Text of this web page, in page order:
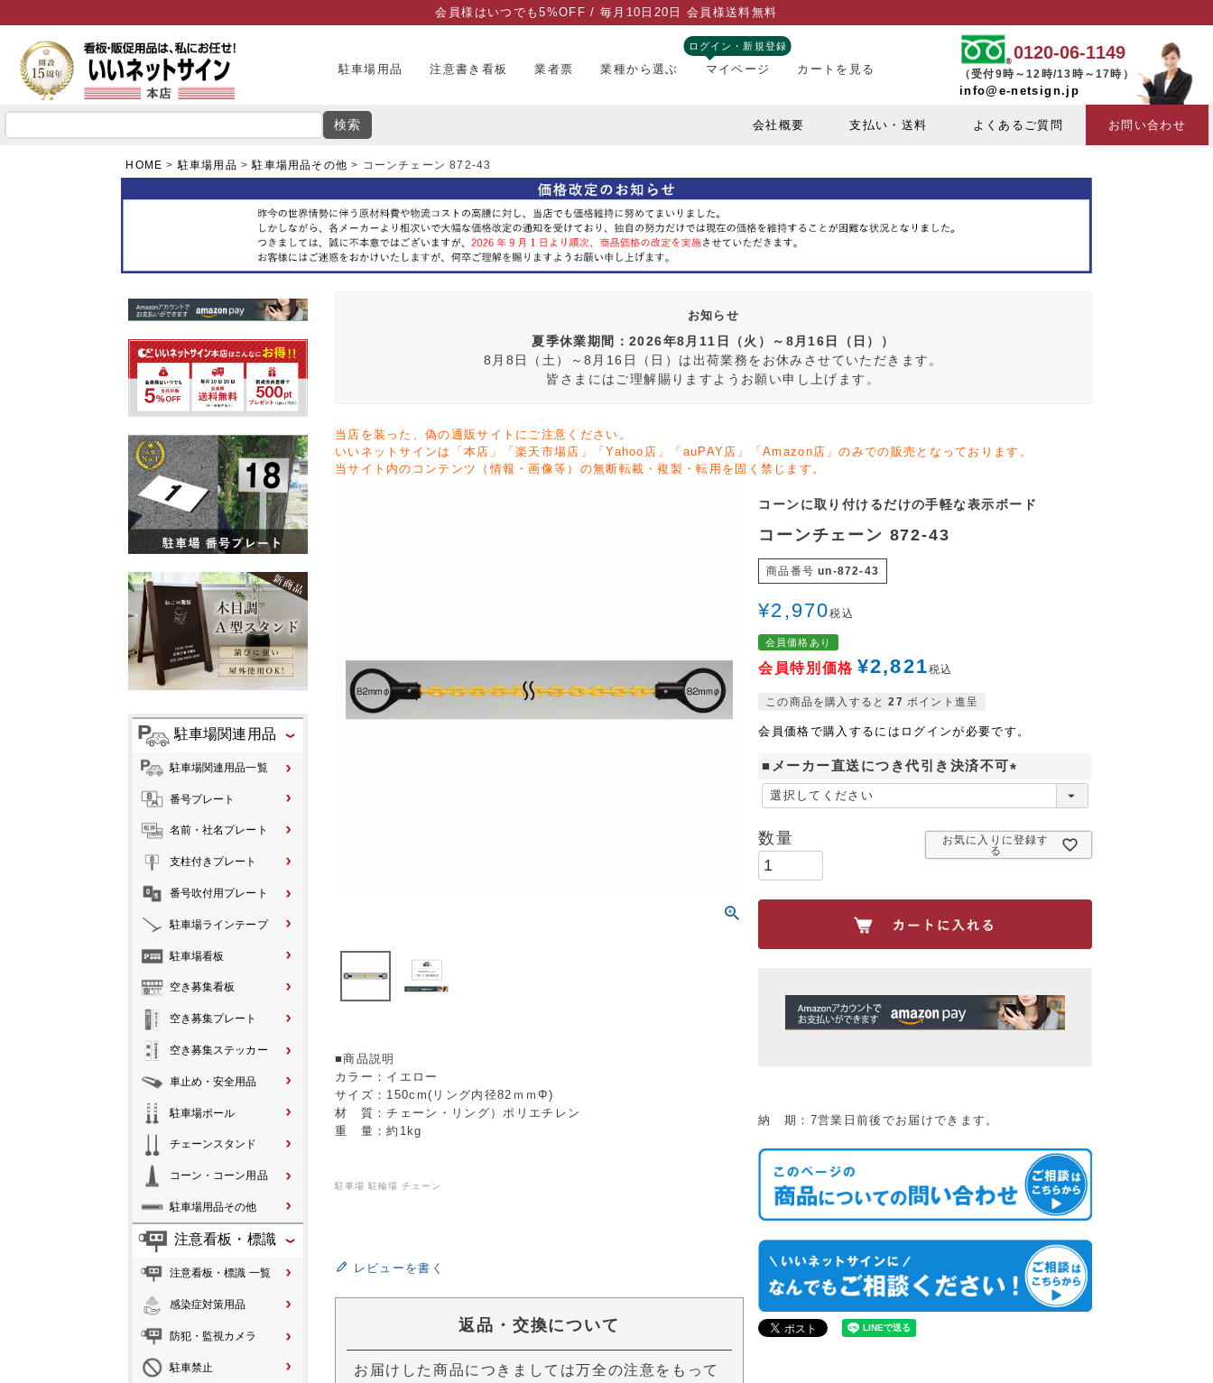
会員様はいつでも5%OFF / 毎月10日20日 会員様送料無料
駐車場用品 注意書き看板 業者票 業種から選ぶ
ログイン・新規登録
マイページ カートを見る
0120-06-1149
（受付9時～12時/13時～17時）
info@e-netsign.jp
検索 会社概要 支払い・送料 よくあるご質問 お問い合わせ
HOME 駐車場用品 駐車場用品その他 コーンチェーン 872-43
駐車場関連用品
駐車場関連用品一覧
番号プレート
名前・社名プレート
支柱付きプレート
番号吹付用プレート
駐車場ラインテープ
駐車場看板
空き募集看板
空き募集プレート
空き募集ステッカー
車止め・安全用品
駐車場ポール
チェーンスタンド
コーン・コーン用品
駐車場用品その他
注意看板・標識
注意看板・標識 一覧
感染症対策用品
防犯・監視カメラ
駐車禁止
お知らせ
夏季休業期間：2026年8月11日（火）～8月16日（日））
8月8日（土）～8月16日（日）は出荷業務をお休みさせていただきます。
皆さまにはご理解賜りますようお願い申し上げます。
当店を装った、偽の通販サイトにご注意ください。
いいネットサインは「本店」「楽天市場店」「Yahoo店」「auPAY店」「Amazon店」のみでの販売となっております。
当サイト内のコンテンツ（情報・画像等）の無断転載・複製・転用を固く禁じます。
■商品説明
カラー：イエロー
サイズ：150cm(リング内径82ｍｍΦ)
材 質：チェーン・リング）ポリエチレン
重 量：約1kg
駐車場 駐輪場 チェーン
レビューを書く
返品・交換について
お届けした商品につきましては万全の注意をもって
コーンに取り付けるだけの手軽な表示ボード
コーンチェーン 872-43
商品番号 un-872-43
¥2,970税込
会員価格あり
会員特別価格 ¥2,821税込
この商品を購入すると 27 ポイント進呈
会員価格で購入するにはログインが必要です。
■メーカー直送につき代引き決済不可
必
須
お気に入りに登録す
る
納 期：7営業日前後でお届けできます。